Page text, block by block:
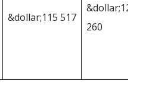
&dollar;115 517
&dollar;121
260